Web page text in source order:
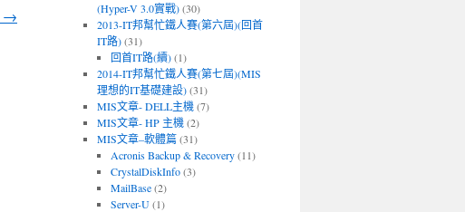
→
(Hyper-V 3.0實戰)(30)
2013-IT邦幫忙鐵人賽(第六屆)(回首
IT路)(31)
回首IT路(續)(1)
2014-IT邦幫忙鐵人賽(第七屆)(MIS
理想的IT基礎建設)(31)
MIS文章- DELL主機(7)
MIS文章- HP 主機(2)
MIS文章–軟體篇(31)
Acronis Backup & Recovery(11)
CrystalDiskInfo(3)
MailBase(2)
Server-U(1)